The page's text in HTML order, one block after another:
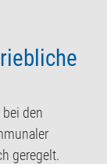
den
geregelt.